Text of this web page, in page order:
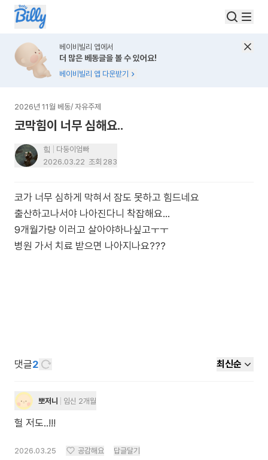
베이비빌리 앱에서
더 많은 베동글을 볼 수 있어요!
베이비빌리 앱 다운받기
2026년 11월 베동/ 자유주제
코막힘이 너무 심해요..
힠
다둥이엄빠
2026.03.22 조회 283
코가 너무 심하게 막혀서 잠도 못하고 힘드네요
출산하고나서야 나아진다니 착잡해요...
9개월가량 이러고 살아야하나싶고ㅜㅜ
병원 가서 치료 받으면 나아지나요???
댓글2 최신순
뽀저니 임신 2개월
헐 저도..!!!
2026.03.25 공감해요 답글달기